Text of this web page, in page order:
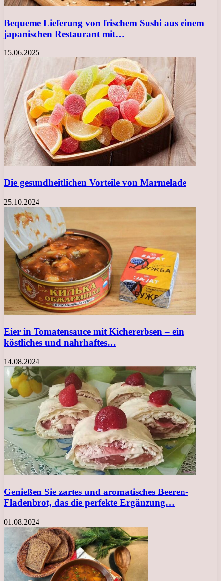
Bequeme Lieferung von frischem Sushi aus einem
japanischen Restaurant mit…
15.06.2025
Die gesundheitlichen Vorteile von Marmelade
25.10.2024
Eier in Tomatensauce mit Kichererbsen – ein
köstliches und nahrhaftes…
14.08.2024
Genießen Sie zartes und aromatisches Beeren-
Fladenbrot, das die perfekte Ergänzung…
01.08.2024